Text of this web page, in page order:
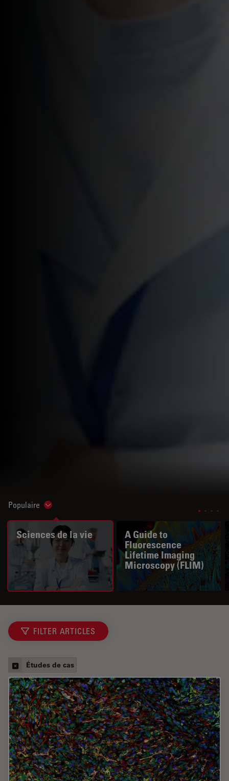
Populaire Show subnavigation
Sciences de la vie
A Guide to
Fluorescence
Lifetime Imaging
Microscopy (FLIM)
FILTER ARTICLES
Études de cas